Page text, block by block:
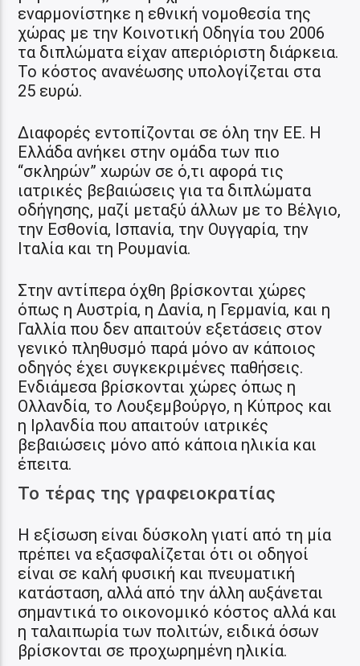
εναρμονίστηκε η εθνική νομοθεσία της
χώρας με την Κοινοτική Οδηγία του 2006
τα διπλώματα είχαν απεριόριστη διάρκεια.
Το κόστος ανανέωσης υπολογίζεται στα
25 ευρώ.
Διαφορές εντοπίζονται σε όλη την ΕΕ. Η
Ελλάδα ανήκει στην ομάδα των πιο
“σκληρών” xωρών σε ό,τι αφορά τις
ιατρικές βεβαιώσεις για τα διπλώματα
οδήγησης, μαζί μεταξύ άλλων με το Βέλγιο,
την Εσθονία, Ισπανία, την Ουγγαρία, την
Ιταλία και τη Ρουμανία.
Στην αντίπερα όχθη βρίσκονται χώρες
όπως η Αυστρία, η Δανία, η Γερμανία, και η
Γαλλία που δεν απαιτούν εξετάσεις στον
γενικό πληθυσμό παρά μόνο αν κάποιος
οδηγός έχει συγκεκριμένες παθήσεις.
Ενδιάμεσα βρίσκονται χώρες όπως η
Ολλανδία, το Λουξεμβούργο, η Κύπρος και
η Ιρλανδία που απαιτούν ιατρικές
βεβαιώσεις μόνο από κάποια ηλικία και
έπειτα.
Το τέρας της γραφειοκρατίας
Η εξίσωση είναι δύσκολη γιατί από τη μία
πρέπει να εξασφαλίζεται ότι οι οδηγοί
είναι σε καλή φυσική και πνευματική
κατάσταση, αλλά από την άλλη αυξάνεται
σημαντικά το οικονομικό κόστος αλλά και
η ταλαιπωρία των πολιτών, ειδικά όσων
βρίσκονται σε προχωρημένη ηλικία.